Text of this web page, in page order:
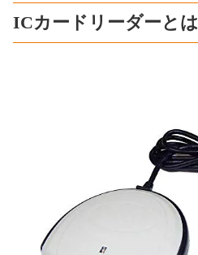
ICカードリーダーとは